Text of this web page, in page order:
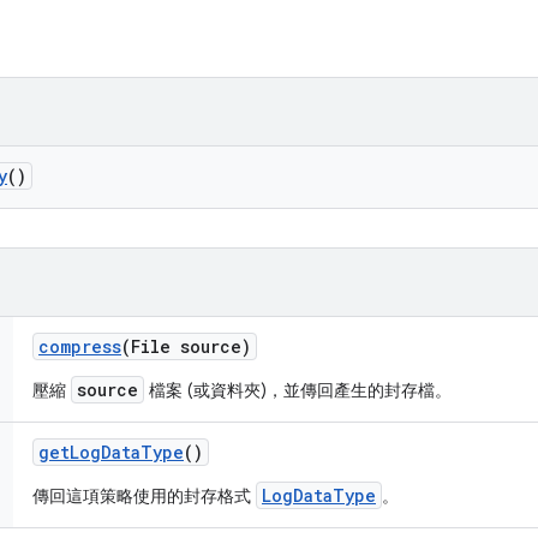
()
compress(File source)
壓縮 source 檔案 (或資料夾)，並傳回產生的封存檔。
getLogDataType()
傳回這項策略使用的封存格式 LogDataType 。